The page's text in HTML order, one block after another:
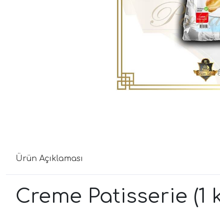
Ürün Açıklaması
Creme Patisserie (1